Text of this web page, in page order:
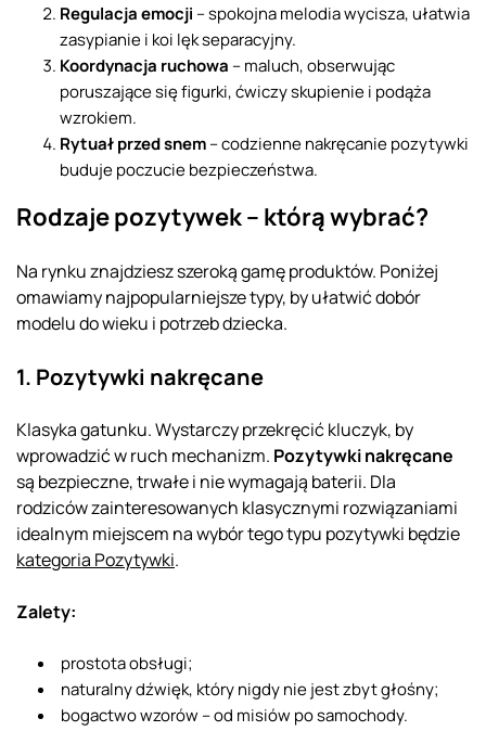
Regulacja emocji – spokojna melodia wycisza, ułatwia
zasypianie i koi lęk separacyjny.
Koordynacja ruchowa – maluch, obserwując
poruszające się figurki, ćwiczy skupienie i podąża
wzrokiem.
Rytuał przed snem– codzienne nakręcanie pozytywki
buduje poczucie bezpieczeństwa.
Rodzaje pozytywek – którą wybrać?
Na rynku znajdziesz szeroką gamę produktów. Poniżej
omawiamy najpopularniejsze typy, by ułatwić dobór
modelu do wieku i potrzeb dziecka.
1. Pozytywki nakręcane
Klasyka gatunku. Wystarczy przekręcić kluczyk, by
wprowadzić w ruch mechanizm. Pozytywki nakręcane
są bezpieczne, trwałe i nie wymagają baterii. Dla
rodziców zainteresowanych klasycznymi rozwiązaniami
idealnym miejscem na wybór tego typu pozytywki będzie
kategoria Pozytywki.
Zalety:
prostota obsługi;
naturalny dźwięk, który nigdy nie jest zbyt głośny;
bogactwo wzorów – od misiów po samochody.